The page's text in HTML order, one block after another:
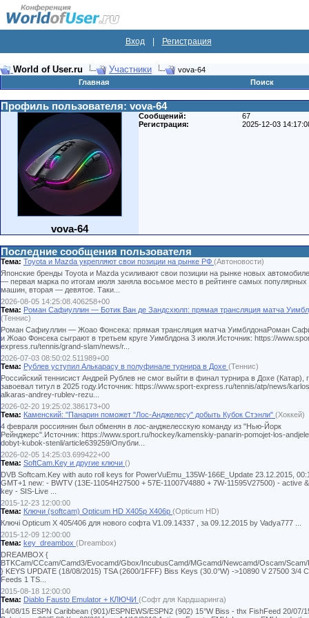
Вход Регистрация
World of User.ru Участники
vova-64
Главная
Поиск
Профиль пользователя: vova-64
vova-64
Сообщений:
67
Регистрация:
2025-12-03
Последние сообщения пользователя
Тема: Toyota и Mazda укрепляют свои позиции на рынке РФ (Автоновости)
Японские бренды Toyota и Mazda усиливают свои позиции на рынке новых
— первая марка по итогам июля заняла восьмое место в рейтинге самых
машин, вторая — девятое. Таки...
2026-08-05 14:25:08.406258+00
Тема: Роман Сафиуллин — Ботик Ван де Зандсхюлп: прямая трансляция матча
(Теннис)
Роман Сафиуллин — Жоао Фонсека: прямая трансляция матча УимблдонаРоман
и Жоао Фонсека сыграют в третьем круге Уимблдона 3 июля.Источник: https://
express.ru/tennis/grand-slam/news/r...
2026-07-03 08:50:02.511989+00
Тема: Рублев уступил Алькарасу в полуфинале турнира в Дохе (Теннис)
Российский теннисист Андрей Рублев не смог выйти в финал турнира в Дохе (Катар),
завоевал титул в 2025 году.Источник: https://www.sport-express.ru/tennis/atp/news/
alkaras-andrey-rublev-rezu...
2026-02-20 19:25:02.386173+00
Тема: Каменский: "Панарин поможет "Лос-Анджелесу" добыть Кубок Стэнли" (Хоккей)
4 февраля россиянин был обменян в лос-анджелесскую команду из "Нью-Йорк
Рейнджерс".Источник: https://www.sport.ru/hockey/kamenskiy-panarin-pomojet-los-
dobyt-kubok-stenli/article639259/Опубли...
2026-02-05 14:25:03.699422+00
Тема: SoftCam.Key и другие ключи ()
DVB Softcam.Key with auto roll keys for PowerVuEmu_135W-166E_Update 23.12.2015,
GMT+1 new: - BWTV (13E-11054H27500 + 57E-11007V4880 + 7W-11595V27500) - active
key - SIS-Live ...
2015-12-23 12:00:00
Тема: Ключи (softcam) Opticum HD X405p X406p (Opticum HD)
Ключі Opticum Х 405/406 для нового софта V1.09.14337 , за 09.12.2015 by Vadya777 ...
2015-12-09 12:00:00
Тема: key_dreambox (Dreambox)
DREAMBOX {
BTKCam/CCcam/Camd3/Evocamd/Gbox/IncubusCamd/MGcamd/Newcamd/Oscam/
} KEYS UPDATE (18/08/2015) TSA (2600/1FFF) Biss Keys (30.0°W) ->10890 V 27500 3/4
Feeds 1 TS...
2015-08-18 12:00:00
Тема: Diablo Fausto Emulator + КЛЮЧИ (Софт для Кардшаринга)
14/08/15 ESPN Caribbean (901)/ESPNEWS/ESPN2 (902) 15°W Biss - thx FishFeed 20/07/